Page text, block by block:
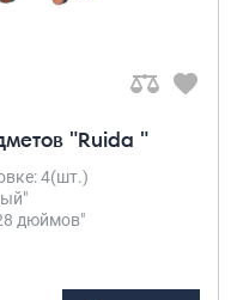
"Ruida "
4(шт.)
дюймов"